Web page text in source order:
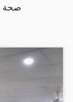
صحة